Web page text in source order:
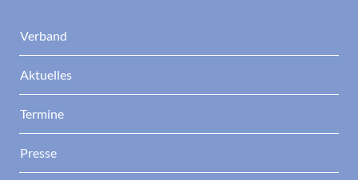
Verband
Aktuelles
Termine
Presse